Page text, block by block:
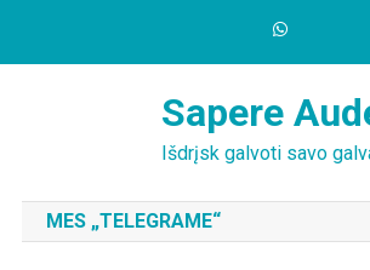
Sapere
Išdrįsk galvoti savo
MES „TELEGRAME“